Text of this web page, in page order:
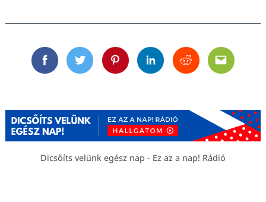
FacebookTwitterPinterestLinkedinRedditEmail
Dicsőíts velünk egész nap - Ez az a nap! Rádió